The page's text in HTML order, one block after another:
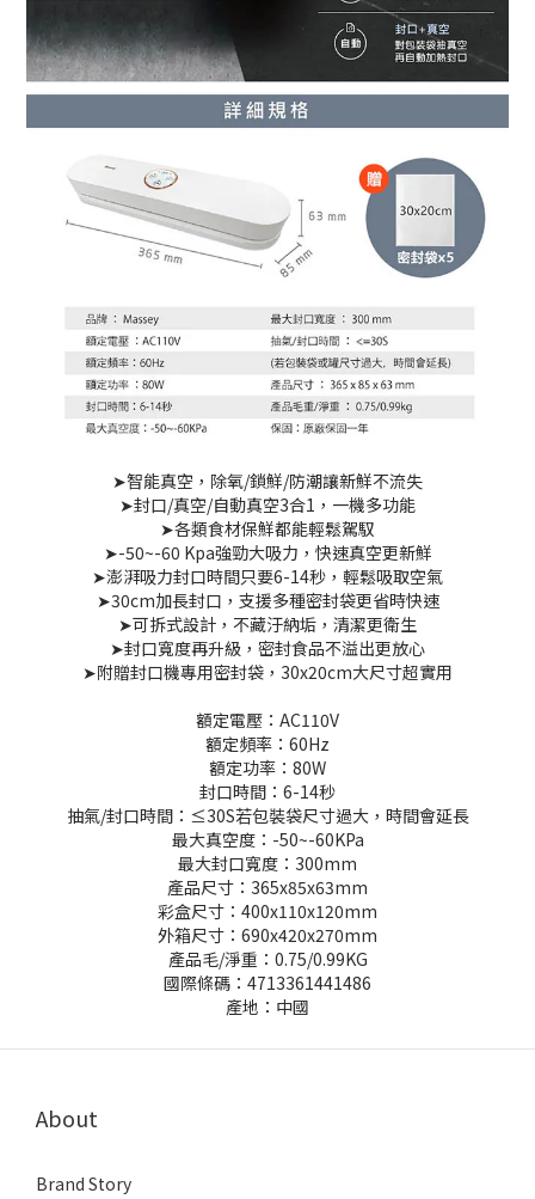
➤智能真空，除氧/鎖鮮/防潮讓新鮮不流失
➤封口/真空/自動真空3合1，一機多功能
➤各類食材保鮮都能輕鬆駕馭
➤-50~-60 Kpa強勁大吸力，快速真空更新鮮
➤澎湃吸力封口時間只要6-14秒，輕鬆吸取空氣
➤30cm加長封口，支援多種密封袋更省時快速
➤可拆式設計，不藏汙納垢，清潔更衛生
➤封口寬度再升級，密封食品不溢出更放心
➤附贈封口機專用密封袋，30x20cm大尺寸超實用
額定電壓：AC110V
額定頻率：60Hz
額定功率：80W
封口時間：6-14秒
抽氣/封口時間：≤30S若包裝袋尺寸過大，時間會延長
最大真空度：-50~-60KPa
最大封口寬度：300mm
產品尺寸：365x85x63mm
彩盒尺寸：400x110x120mm
外箱尺寸：690x420x270mm
產品毛/淨重：0.75/0.99KG
國際條碼：4713361441486
產地：中國
About
Brand Story